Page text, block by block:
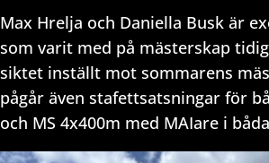
Max Hrelja och Daniella Busk är
som varit med på mästerskap
siktet inställt mot sommarens
pågår även stafettsatsningar för
och MS 4x400m med MAIare i